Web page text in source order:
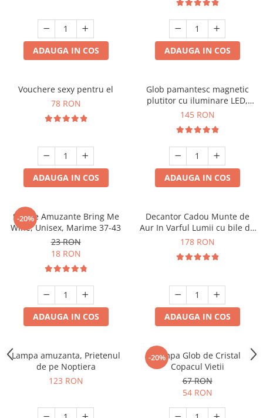
ADAUGA IN COS ADAUGA IN COS
Vouchere sexy pentru el
78 RON
ADAUGA IN COS
Glob pamantesc magnetic
plutitor cu iluminare LED,
Forma C
145 RON
ADAUGA IN COS
-20%
Sosete Amuzante Bring Me
Wine, Unisex, Marime 37-43
23 RON
18 RON
ADAUGA IN COS
Decantor Cadou Munte de
Aur In Varful Lumii cu bile de
curatare
178 RON
ADAUGA IN COS
Lampa amuzanta, Prietenul
de pe Noptiera
123 RON
-20%
Lampa Glob de Cristal
Copacul Vietii
67 RON
54 RON